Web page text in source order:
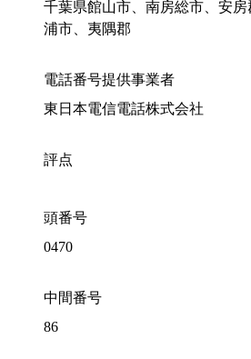
千葉県館山市、南房総市、安
浦市、夷隅郡
電話番号提供事業者
東日本電信電話株式会社
評点
頭番号
0470
中間番号
86